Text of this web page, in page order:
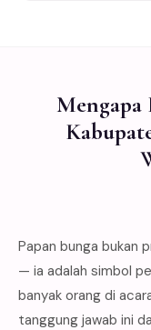
Mengapa
Papan bunga bukan
— ia adalah simbol
banyak orang di
tanggung jawab ini